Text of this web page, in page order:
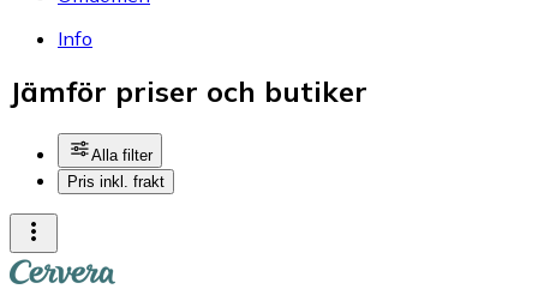
Info
Jämför priser och butiker
Alla filter
Pris inkl. frakt